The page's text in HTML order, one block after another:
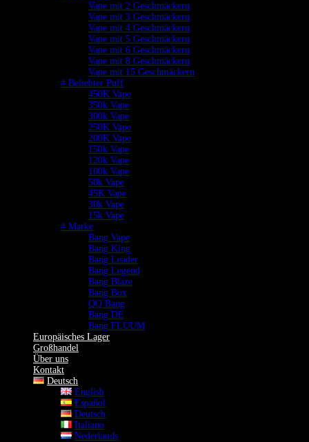
Vape mit 2 Geschmäckern
Vape mit 3 Geschmäckern
Vape mit 4 Geschmäckern
Vape mit 5 Geschmäckern
Vape mit 6 Geschmäckern
Vape mit 8 Geschmäckern
Vape mit 15 Geschmäckern
# Beliebter Puff
450K Vape
350k Vape
300k Vape
250K Vape
200K Vape
150k Vape
120k Vape
100k Vape
50k Vape
45K Vape
30k Vape
15k Vape
# Marke
Bang Vape
Bang King
Bang Leader
Bang Legend
Bang Blaze
Bang Box
QQ Bang
Bang DE
Bang FLUUM
Europäisches Lager
Großhandel
Über uns
Kontakt
Deutsch
English
Español
Deutsch
Italiano
Nederlands